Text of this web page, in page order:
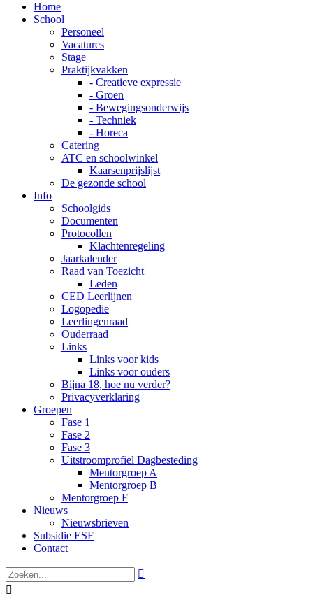
Home
School
Personeel
Vacatures
Stage
Praktijkvakken
- Creatieve expressie
- Groen
- Bewegingsonderwijs
- Techniek
- Horeca
Catering
ATC en schoolwinkel
Kaarsenprijslijst
De gezonde school
Info
Schoolgids
Documenten
Protocollen
Klachtenregeling
Jaarkalender
Raad van Toezicht
Leden
CED Leerlijnen
Logopedie
Leerlingenraad
Ouderraad
Links
Links voor kids
Links voor ouders
Bijna 18, hoe nu verder?
Privacyverklaring
Groepen
Fase 1
Fase 2
Fase 3
Uitstroomprofiel Dagbesteding
Mentorgroep A
Mentorgroep B
Mentorgroep F
Nieuws
Nieuwsbrieven
Subsidie ESF
Contact

